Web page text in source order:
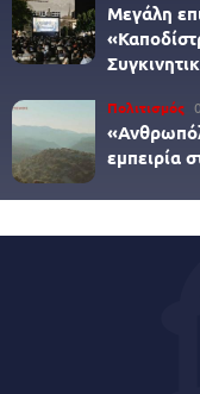
Μεγάλη
Πολιτισμός
εμπειρία